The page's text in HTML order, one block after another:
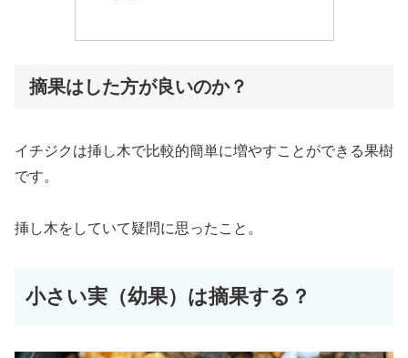
摘果はした方が良いのか？
イチジクは挿し木で比較的簡単に増やすことができる果樹
です。
挿し木をしていて疑問に思ったこと。
小さい実（幼果）は摘果する？